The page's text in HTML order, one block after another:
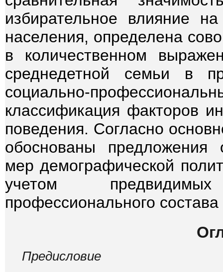
избирательное влияние
населения, определена
в количественном
среднедетной семьи в
социально-
классификация факторов
поведения. Согласно
обоснованы предложения
мер демографической
учетом
профессионального
Предисловие